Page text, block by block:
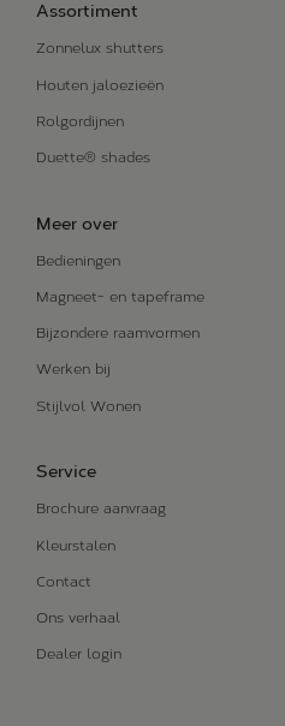
Assortiment
Zonnelux shutters
Houten jaloezieën
Rolgordijnen
Duette® shades
Meer over
Bedieningen
Magneet- en tapeframe
Bijzondere raamvormen
Werken bij
Stijlvol Wonen
Service
Brochure aanvraag
Kleurstalen
Contact
Ons verhaal
Dealer login